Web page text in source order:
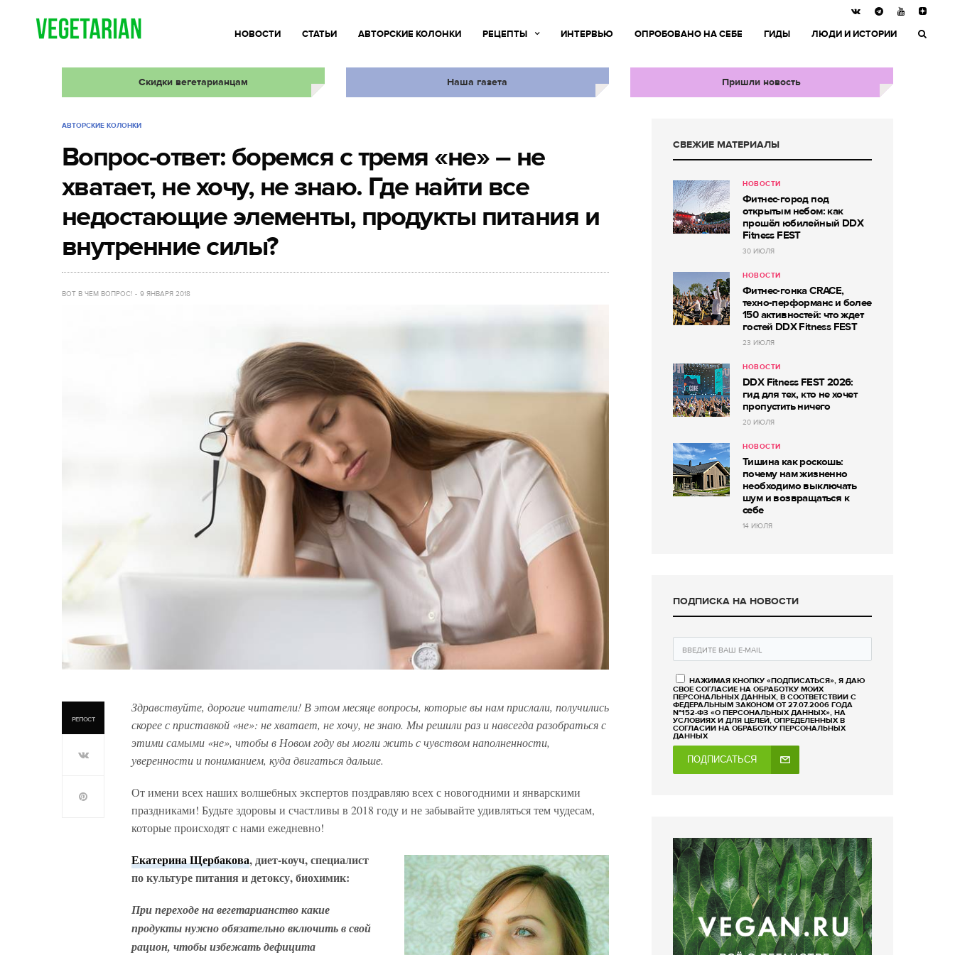
НОВОСТИ СТАТЬИ АВТОРСКИЕ КОЛОНКИ РЕЦЕПТЫ ИНТЕРВЬЮ ОПРОБОВАНО НА СЕБЕ ГИДЫ ЛЮДИ И ИСТОРИИ
Скидки вегетарианцам Наша газета Пришли новость
АВТОРСКИЕ КОЛОНКИ
Вопрос-ответ: боремся с тремя «не» – не
хватает, не хочу, не знаю. Где найти все
недостающие элементы, продукты питания и
внутренние силы?
ВОТ В ЧЕМ ВОПРОС! 9 ЯНВАРЯ 2018
РЕПОСТ
Здравствуйте, дорогие читатели! В этом месяце вопросы, которые вы нам прислали, получились
скорее с приставкой «не»: не хватает, не хочу, не знаю. Мы решили раз и навсегда разобраться с
этими самыми «не», чтобы в Новом году вы могли жить с чувством наполненности,
уверенности и пониманием, куда двигаться дальше.
От имени всех наших волшебных экспертов поздравляю всех с новогодними и январскими
праздниками! Будьте здоровы и счастливы в 2018 году и не забывайте удивляться тем чудесам,
которые происходят с нами ежедневно!
Екатерина Щербакова, диет-коуч, специалист
по культуре питания и детоксу, биохимик:
При переходе на вегетарианство какие
продукты нужно обязательно включить в свой
рацион, чтобы избежать дефицита
СВЕЖИЕ МАТЕРИАЛЫ
НОВОСТИ
Фитнес-город под
открытым небом: как
прошёл юбилейный DDX
Fitness FEST
30 ИЮЛЯ
НОВОСТИ
Фитнес-гонка CRACE,
техно-перформанс и более
150 активностей: что ждет
гостей DDX Fitness FEST
23 ИЮЛЯ
НОВОСТИ
DDX Fitness FEST 2026:
гид для тех, кто не хочет
пропустить ничего
20 ИЮЛЯ
НОВОСТИ
Тишина как роскошь:
почему нам жизненно
необходимо выключать
шум и возвращаться к
себе
14 ИЮЛЯ
ПОДПИСКА НА НОВОСТИ
НАЖИМАЯ КНОПКУ «ПОДПИСАТЬСЯ», Я ДАЮ
СВОЕ СОГЛАСИЕ НА ОБРАБОТКУ МОИХ
ПЕРСОНАЛЬНЫХ ДАННЫХ, В СООТВЕТСТВИИ С
ФЕДЕРАЛЬНЫМ ЗАКОНОМ ОТ 27.07.2006 ГОДА
№152-ФЗ «О ПЕРСОНАЛЬНЫХ ДАННЫХ», НА
УСЛОВИЯХ И ДЛЯ ЦЕЛЕЙ, ОПРЕДЕЛЕННЫХ В
СОГЛАСИИ НА ОБРАБОТКУ ПЕРСОНАЛЬНЫХ
ДАННЫХ
ПОДПИСАТЬСЯ